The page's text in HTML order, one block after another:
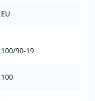
EU
100/90-19
100